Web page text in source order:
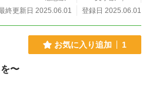
終更新日 2025.06.01
登録日 2025.06.01
お気に入り追加 1
〜